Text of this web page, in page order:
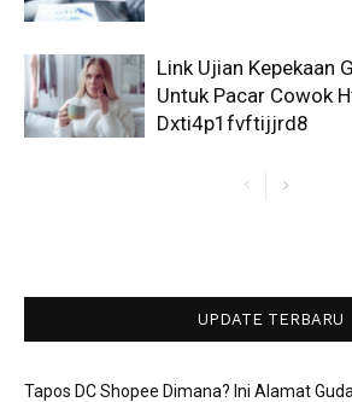
Link Ujian Kepekaan
Untuk Pacar Cowok
Dxti4p1fvftijjrd8
UPDATE TERBARU
Tapos DC Shopee Dimana? Ini Alamat